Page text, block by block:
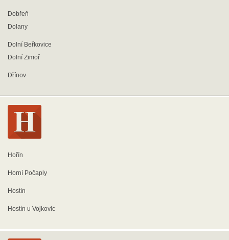
Dobřeň
Dolany
Dolní Beřkovice
Dolní Zimoř
Dřínov
Hořín
Horní Počaply
Hostín
Hostín u Vojkovic